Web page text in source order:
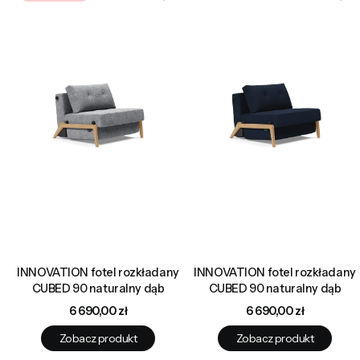
INNOVATION fotel rozkładany
CUBED 90 naturalny dąb
Cena
6 690,00 zł
Zobacz produkt
INNOVATION fotel rozkładany
CUBED 90 naturalny dąb
Cena
6 690,00 zł
Zobacz produkt